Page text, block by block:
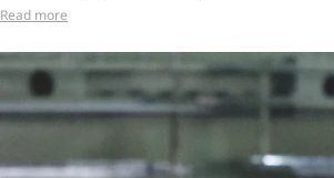
Read more